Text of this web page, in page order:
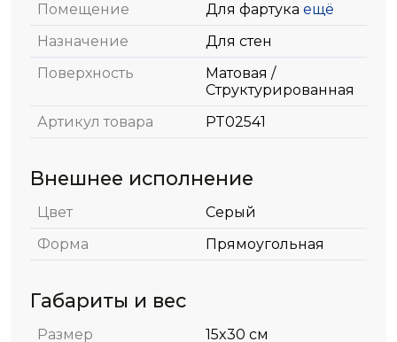
Помещение
Для фартука ещё
Назначение
Для стен
Поверхность
Матовая /
Структурированная
Артикул товара
PT02541
Внешнее исполнение
Цвет
Серый
Форма
Прямоугольная
Габариты и вес
Размер 15x30 см